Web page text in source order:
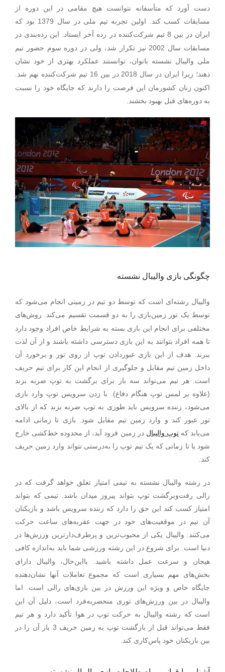
دست آورد که متأسفانه نتوانست هیچ مقامی در این دوره از
مسابقات کسب کند. اولین تجربه تیم ملی در سال 1379 بود که
ایران در بین 8 تیم شرکت‌کننده در رده آخر ایستاد
. این رده‌بندی در
مسابقات سال 2002 نیز تکرار شد، ولی در دوره سوم حضور تیم
ملی والیبال نشسته بانوان، توانستند عملکرد بهتری از خود نشان
دهند؛ زیرا ایران در سال 2018 در بین 16 تیم شرکت‌کننده نهم شد
.
اکنون زنان کشورمان این فرصت را دارند که جایگاه خود را نسبت
به دوره‌های قبل بهبود بخشند.
چگونگی بازی والیبال نشسته
والیبال رشته‌ای است که توسط دو تیم در زمینی انجام می‌شود که
توسط یک تور زمین‌بازی را به دو قسمت تقسیم می‌کند. روش‌های
مختلفی برای انجام این بازی بسته به شرایط خاص افراد وجود دارد
تا همه افراد بتوانند به این بازی دسترسی داشته باشند و از آن لذت
ببرند. هدف از این بازی عبوردادن توپ از روی تور و برخورد آن
داخل زمین تیم مقابل و جلوگیری از انجام این کار برای تیم حریف
است. هر تیم می‌تواند سه بار برای برگشت به توپ ضربه بزند
(علاوه بر لمس توپ هنگام دفاع). با زدن سرویس توپ وارد بازی
می‌شود، زننده سرویس باید طوری به توپ ضربه بزند که از بالای
تور عبور کند و وارد زمین تیم مقابل شود. بازی تا زمانی ادامه
می‌یابد کهتوپ والیبال در زمین فرود آید، از محدوده خط‌کشی خارج
شود یا تا زمانی که یک تیم توپ را به‌درستی نتواند وارد زمین حریف
کند.
در رشته والیبال نشسته به تیمی امتیاز تعلق خواهد گرفت که در
رالی رفت‌وبرگشت توپ بتواند پیروز میدان باشد. تیمی که بتواند
امتیاز کسب کند این حق را دارد که زننده سرویس باشد و بازیکنان
آن تیم در موقعیت‌های خود در جهت عقربه‌های ساعت حرکت
می‌کنند. والیبال یکی از محبوب‌ترین و پرطرف‌دارترین ورزش‌ها در
دنیا است. برای شروع در این رشته ورزشی شما باید به‌اندازه کافی
هیجان و سرعت عمل داشته باشید. بااین‌حال، والیبال دارای
بخش‌های مهم بسیاری است که مجموع تعاملات آنها نشان‌دهنده
جایگاه خاص و ویژه این ورزش در بین بازی‌های رالی است. اما
والیبال در بین ورزش‌های توری منحصربه‌فرد است، دلیل آن این
است که رشته والیبال به حرکت توپ در هوا تأکید دارد و هر تیم
فقط می‌تواند قبل از بازگشت توپ به زمین حریف 3 بار آن را در
بین بازیکنان خود پاس‌کاری کند.